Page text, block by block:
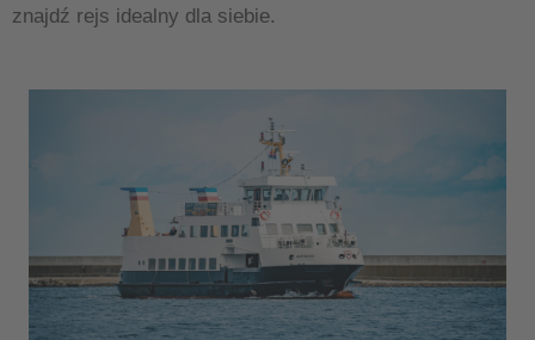
znajdź rejs idealny dla siebie.